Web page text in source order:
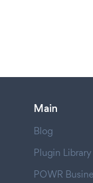
Main
Blog
Plugin Library
POWR